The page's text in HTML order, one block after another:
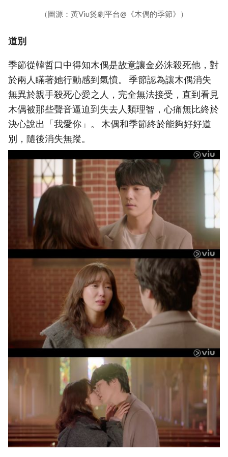
（圖源：黃Viu煲劇平台@《木偶的季節》）
道別
季節從韓哲口中得知木偶是故意讓金必洙殺死他，對
於兩人瞞著她行動感到氣憤。 季節認為讓木偶消失
無異於親手殺死心愛之人，完全無法接受，直到看見
木偶被那些聲音逼迫到失去人類理智，心痛無比終於
決心說出「我愛你」。 木偶和季節終於能夠好好道
別，隨後消失無蹤。